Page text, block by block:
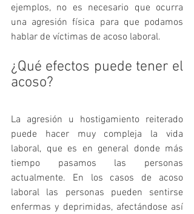
ejemplos, no es necesario que ocurra
una agresión física para que podamos
hablar de víctimas de acoso laboral.
¿Qué efectos puede tener el
acoso?
La agresión u hostigamiento reiterado
puede hacer muy compleja la vida
laboral, que es en general donde más
tiempo pasamos las personas
actualmente. En los casos de acoso
laboral las personas pueden sentirse
enfermas y deprimidas, afectándose así